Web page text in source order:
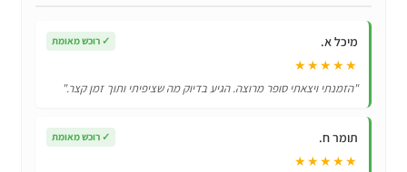
מיכל א. ✓ רוכש מאומת
★★★★★
"הזמנתי ויצאתי סופר מרוצה. הגיע בדיוק מה שציפיתי ותוך זמן קצר."
תומר ח. ✓ רוכש מאומת
★★★★★